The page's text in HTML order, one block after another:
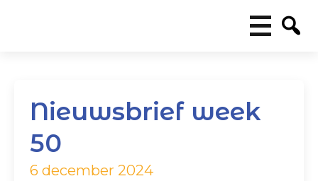
Nieuwsbrief week
50
6 december 2024